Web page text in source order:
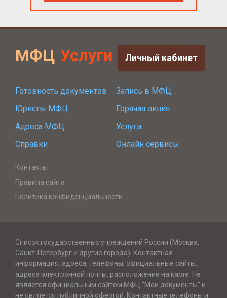
МФЦ Услуги Личный кабинет
Готовность документов
Запись в МФЦ
Юристы МФЦ
Горячая линия
Адреса МФЦ
Услуги
Справки
Онлайн сервисы
Контакты
Правила сайта
Политика конфиденциальности
Список государственных учреждений России (Москва,
Санкт-Петербург и другие города). Контактная
информация: адреса, телефоны, официальные сайты,
адреса электронной почты, расположение на карте. Не
является официальным сайтом МФЦ "Мои документы" и
не является публичной офертой. Контактные телефоны и